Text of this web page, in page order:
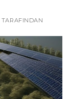
TARAFINDAN